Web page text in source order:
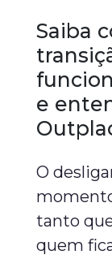
Saiba
e
O
tanto
quem